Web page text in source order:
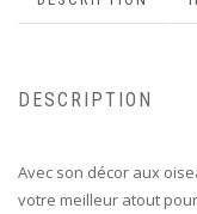
DESCRIPTION
Avec son décor aux
votre meilleur atout